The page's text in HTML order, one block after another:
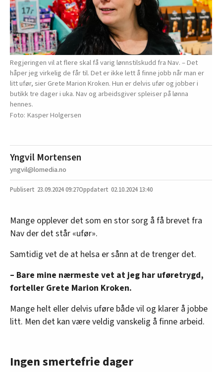
Regjeringen vil at flere skal få varig lønnstilskudd fra Nav. – Det
håper jeg virkelig de får til. Det er ikke lett å finne jobb når man er
litt ufør, sier Grete Marion Kroken. Hun er delvis ufør og jobber i
butikk tre dager i uka. Nav og arbeidsgiver spleiser på lønna
hennes.
Kasper Holgersen
Yngvil Mortensen
yngvil@lomedia.no
23.09.202409:27 02.10.2024 13:40
Mange opplever det som en stor sorg å få brevet fra
Nav der det står «ufør».
Samtidig vet de at helsa er sånn at de trenger det.
– Bare mine nærmeste vet at jeg har uføretrygd,
forteller Grete Marion Kroken.
Mange helt eller delvis uføre både vil og klarer å jobbe
litt. Men det kan være veldig vanskelig å finne arbeid.
Ingen smertefrie dager